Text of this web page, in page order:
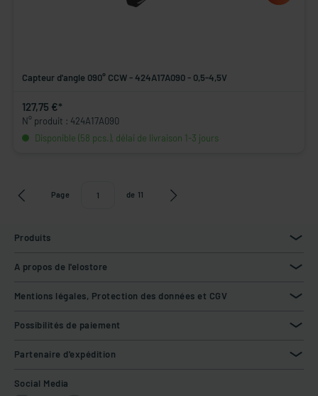
Capteur d'angle 090° CCW - 424A17A090 - 0,5-4,5V
127,75 €*
N° produit : 424A17A090
Disponible (58 pcs.), délai de livraison 1-3 jours
Page de 11
Produits
A propos de l'elostore
Mentions légales, Protection des données et CGV
Possibilités de paiement
Partenaire d'expédition
Social Media